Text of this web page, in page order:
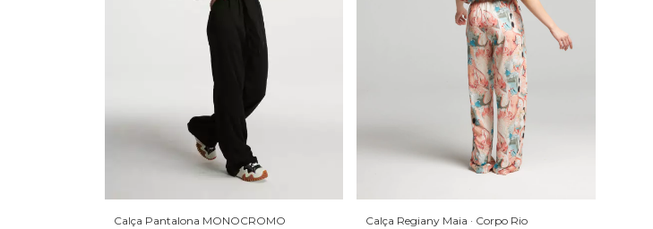
Calça Pantalona MONOCROMO Calça Regiany Maia · Corpo Rio